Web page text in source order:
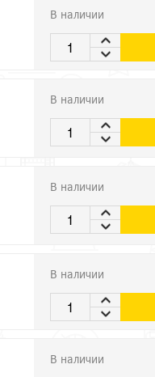
В наличии
В наличии
В наличии
В наличии
В наличии